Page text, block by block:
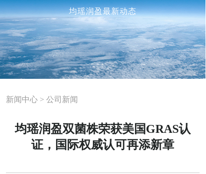
均瑶润盈最新动态
新闻中心 >公司新闻
均瑶润盈双菌株荣获美国GRAS认
证，国际权威认可再添新章